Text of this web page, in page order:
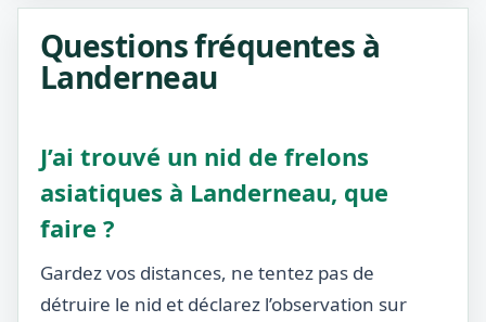
Questions fréquentes à
Landerneau
J’ai trouvé un nid de frelons
asiatiques à Landerneau, que
faire ?
Gardez vos distances, ne tentez pas de
détruire le nid et déclarez l’observation sur